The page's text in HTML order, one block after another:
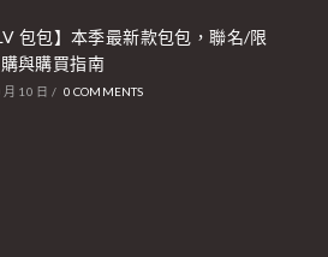
包包】本季最新款包包，聯名/限
與購買指南
10 日 / 0 COMMENTS